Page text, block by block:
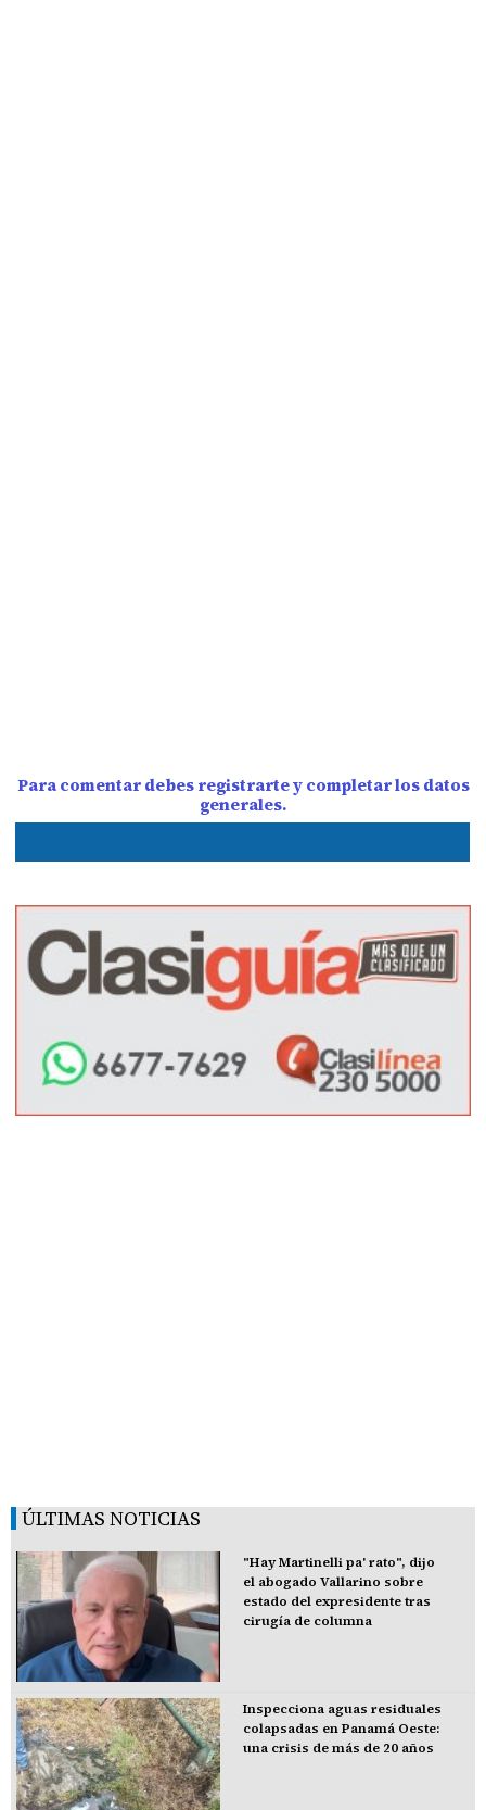
Para comentar debes registrarte y completar los datos
generales.
ÚLTIMAS NOTICIAS
"Hay Martinelli pa' rato", dijo
el abogado Vallarino sobre
estado del expresidente tras
cirugía de columna
Inspecciona aguas residuales
colapsadas en Panamá Oeste:
una crisis de más de 20 años